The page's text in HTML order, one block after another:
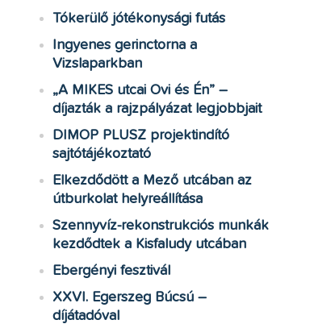
Tókerülő jótékonysági futás
Ingyenes gerinctorna a
Vizslaparkban
„A MIKES utcai Ovi és Én” –
díjazták a rajzpályázat legjobbjait
DIMOP PLUSZ projektindító
sajtótájékoztató
Elkezdődött a Mező utcában az
útburkolat helyreállítása
Szennyvíz-rekonstrukciós munkák
kezdődtek a Kisfaludy utcában
Ebergényi fesztivál
XXVI. Egerszeg Búcsú –
díjátadóval